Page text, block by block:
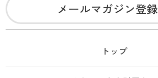
メールマガジン登録
トップ